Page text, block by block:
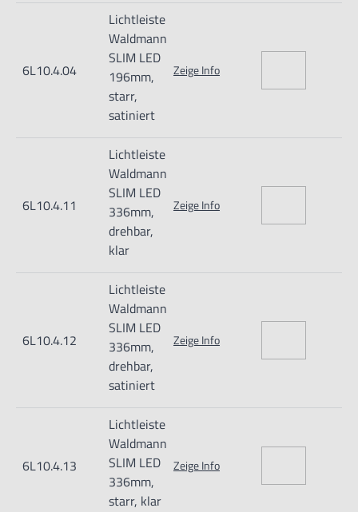
Schutzart IP67, Schutzklasse III
Lieferung mit ca. 3 m Anschlussleitung und freien
Litzenenden
Betriebsgerät zum Anschluss an Netzspannung als Zubehör
Betriebsgerät: ohne
Anschlusswert: 22-29 V; DC
Nur für technisch versierte und mit dem Produkt vertraute
Anwender sowie Handwerker geeignet.
Nur für den vorhergesehenen Verwendungszweck geeignet.
Unsachgemäße Verwendung kann zu Schäden und
Importeur/Hersteller:
Waldmann Leuchten GmbH
6L10.4.04
Lichtleiste
Waldmann
SLIM LED
196mm,
starr,
satiniert
Zeige Info
6L10.4.11
Lichtleiste
Waldmann
SLIM LED
336mm,
drehbar,
klar
Zeige Info
6L10.4.12
Lichtleiste
Waldmann
SLIM LED
336mm,
drehbar,
satiniert
Zeige Info
6L10.4.13
Lichtleiste
Waldmann
SLIM LED
336mm,
starr, klar
Zeige Info